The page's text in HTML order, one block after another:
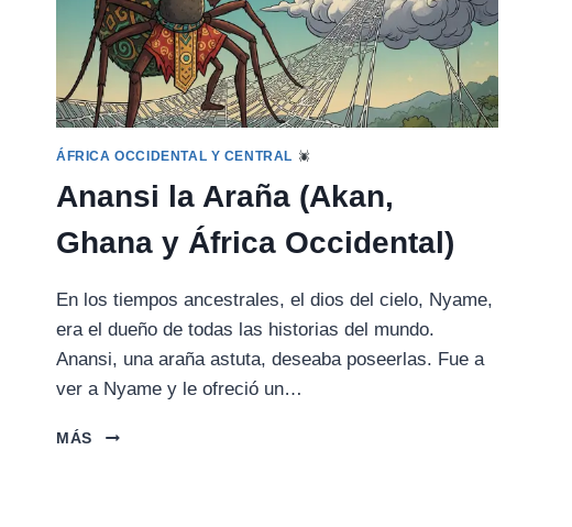
ÁFRICA OCCIDENTAL Y CENTRAL
Anansi la Araña (Akan,
Ghana y África Occidental)
En los tiempos ancestrales, el dios del cielo, Nyame,
era el dueño de todas las historias del mundo.
Anansi, una araña astuta, deseaba poseerlas. Fue a
ver a Nyame y le ofreció un…
MÁS
ANANSI